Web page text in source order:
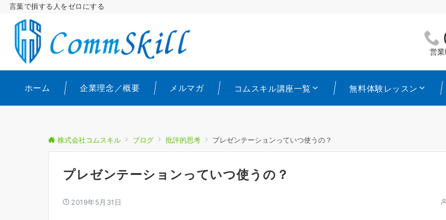
言葉で損する人をゼロにする
営
ホーム 企業理念／概要 メルマガ コムスキル講座一覧 無料体験レッスン
株式会社コムスキル ブログ 批評的思考 プレゼンテーションっていつ使うの？
プレゼンテーションっていつ使うの？
2019年5月31日